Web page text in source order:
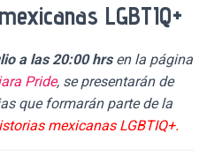
LGBTIQ+
a las 20:00 hrsen la página
Pride, se presentarán de
que formarán parte de la
mexicanas LGBTIQ+.